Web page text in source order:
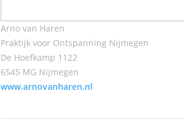
Arno van Haren
Praktijk voor Ontspanning Nijmegen
De Hoefkamp 1122
6545 MG Nijmegen
www.arnovanharen.nl